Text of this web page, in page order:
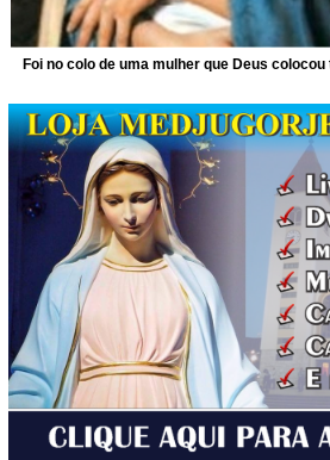
Foi no colo de uma mulher que Deus